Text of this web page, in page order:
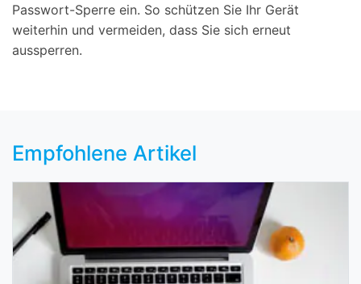
Passwort-Sperre ein. So schützen Sie Ihr Gerät
weiterhin und vermeiden, dass Sie sich erneut
aussperren.
Empfohlene Artikel